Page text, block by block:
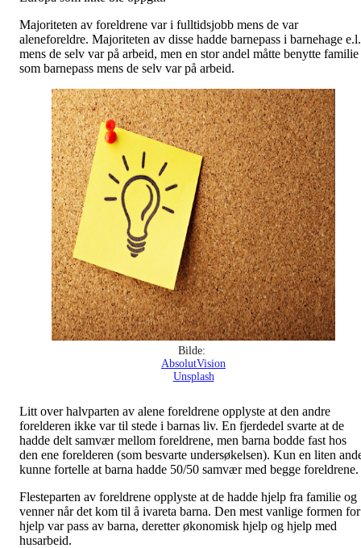
Majoriteten av foreldrene var i fulltidsjobb mens de var
aleneforeldre. Majoriteten av disse hadde barnepass i barnehage e.l.
mens de selv var på arbeid, men en stor andel måtte benytte familie
som barnepass mens de selv var på arbeid.
Bilde:
AbsolutVision
Unsplash
Litt over halvparten av alene foreldrene opplyste at den andre
forelderen ikke var til stede i barnas liv. En fjerdedel svarte at de
hadde delt samvær mellom foreldrene, men barna bodde fast hos
den ene forelderen (som besvarte undersøkelsen). Kun en liten
kunne fortelle at barna hadde 50/50 samvær med begge foreldrene.
Flesteparten av foreldrene opplyste at de hadde hjelp fra familie og
venner når det kom til å ivareta barna. Den mest vanlige formen for
hjelp var pass av barna, deretter økonomisk hjelp og hjelp med
husarbeid.